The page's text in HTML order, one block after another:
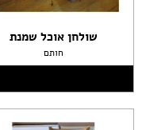
שולחן אוכל שמנת
חותם